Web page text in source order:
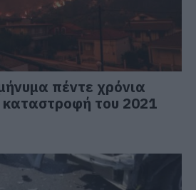
πέντε χρόνια
του 2021